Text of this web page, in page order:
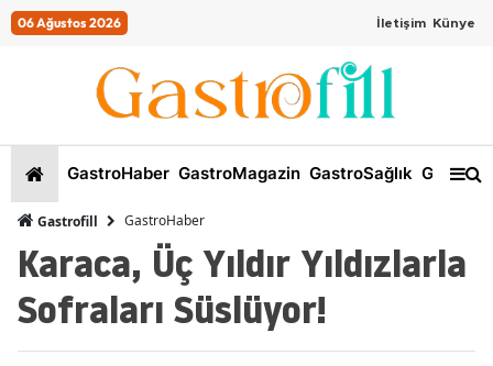
06 Ağustos 2026 İletişim Künye
GastroHaber GastroMagazin GastroSağlık
Gastrofill GastroHaber
Karaca, Üç Yıldır Yıldızlarla
Sofraları Süslüyor!